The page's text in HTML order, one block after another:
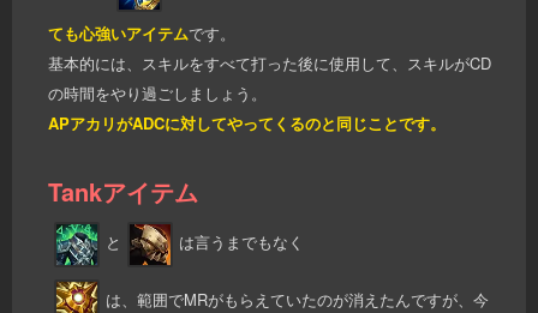
ても心強いアイテムです。
基本的には、スキルをすべて打った後に使用して、スキルがCD
の時間をやり過ごしましょう。
APアカリがADCに対してやってくるのと同じことです。
Tankアイテム
と は言うまでもなく
は、範囲でMRがもらえていたのが消えたんですが、今